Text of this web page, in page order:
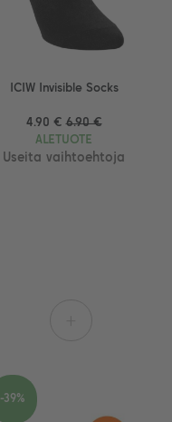
ICIW Invisible Socks
4.90 € 6.90 €
ALETUOTE
Useita vaihtoehtoja
-39%